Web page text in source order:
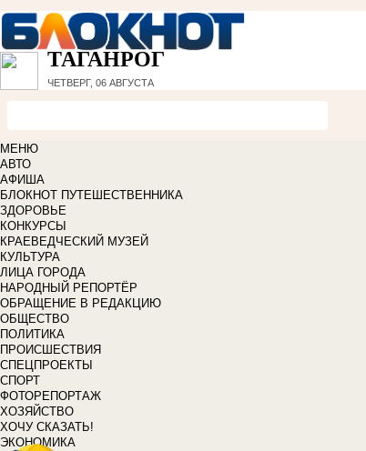
ТАГАНРОГ
ЧЕТВЕРГ, 06 АВГУСТА
МЕНЮ
АВТО
АФИША
БЛОКНОТ ПУТЕШЕСТВЕННИКА
ЗДОРОВЬЕ
КОНКУРСЫ
КРАЕВЕДЧЕСКИЙ МУЗЕЙ
КУЛЬТУРА
ЛИЦА ГОРОДА
НАРОДНЫЙ РЕПОРТЁР
ОБРАЩЕНИЕ В РЕДАКЦИЮ
ОБЩЕСТВО
ПОЛИТИКА
ПРОИСШЕСТВИЯ
СПЕЦПРОЕКТЫ
СПОРТ
ФОТОРЕПОРТАЖ
ХОЗЯЙСТВО
ХОЧУ СКАЗАТЬ!
ЭКОНОМИКА